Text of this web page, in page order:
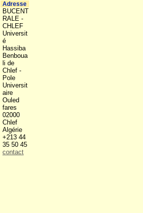
Adresse
BUCENT
RALE -
CHLEF
Universit
é
Hassiba
Benboua
li de
Chlef -
Pole
Universit
aire
Ouled
fares
02000
Chlef
Algérie
+213 44
35 50 45
contact